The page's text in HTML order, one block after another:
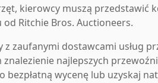
kierowcy muszą przedstawić
Ritchie Bros. Auctioneers.
z zaufanymi dostawcami usług
znalezienie najlepszych
bezpłatną wycenę lub uzyskaj